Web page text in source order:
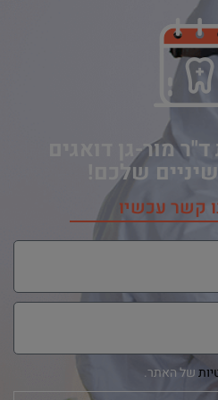
מור-גן דואגים
שלכם!
קשר עכשיו
של האתר.